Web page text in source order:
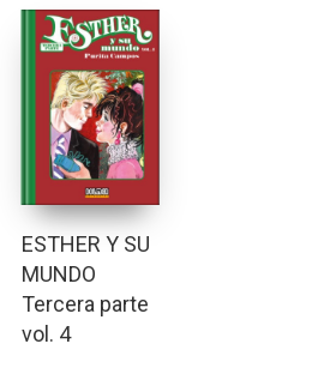
ESTHER Y SU
MUNDO
Tercera parte
vol. 4